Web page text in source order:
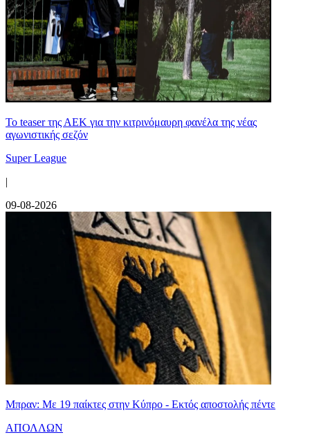
Το teaser της ΑΕΚ για την κιτρινόμαυρη φανέλα της νέας
αγωνιστικής σεζόν
Super League
|
09-08-2026
Μπραν: Με 19 παίκτες στην Κύπρο - Εκτός αποστολής πέντε
ΑΠΟΛΛΩΝ